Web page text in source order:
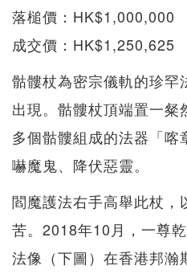
落槌價：HK$1,000,000
成交價：HK$1,250,625
骷髏杖為密宗儀軌的珍罕
出現。骷髏杖頂端置一粲
多個骷髏組成的法器「
嚇魔鬼、降伏惡靈。
閻魔護法右手高舉此杖，
苦。2018年10月，一尊
法像（下圖）在香港邦瀚